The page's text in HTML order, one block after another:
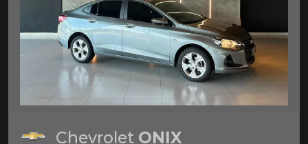
Chevrolet ONIX